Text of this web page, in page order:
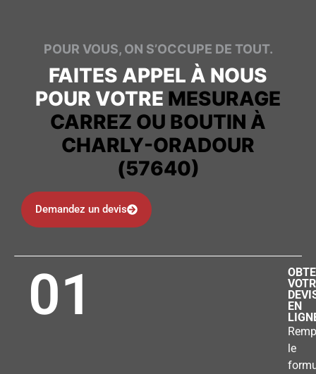
POUR VOUS, ON S’OCCUPE DE TOUT.
FAITES APPEL À NOUS
POUR VOTRE MESURAGE
CARREZ OU BOUTIN À
CHARLY-ORADOUR
(57640)
Demandez un devis
01
EN
le